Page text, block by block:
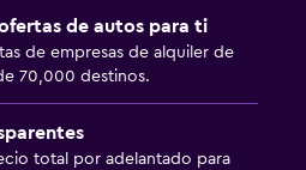
de autos para ti
de empresas de alquiler de
70,000 destinos.
total por adelantado para